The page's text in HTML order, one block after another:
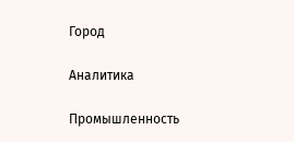
Город
Аналитика
Промышленность